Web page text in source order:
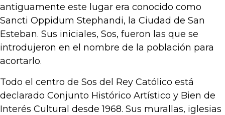
antiguamente este lugar era conocido como
Sancti Oppidum Stephandi, la Ciudad de San
Esteban. Sus iniciales, Sos, fueron las que se
introdujeron en el nombre de la población para
acortarlo.
Todo el centro de Sos del Rey Católico está
declarado Conjunto Histórico Artístico y Bien de
Interés Cultural desde 1968. Sus murallas, iglesias